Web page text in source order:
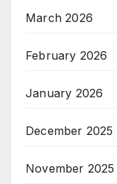
March 2026
February 2026
January 2026
December 2025
November 2025